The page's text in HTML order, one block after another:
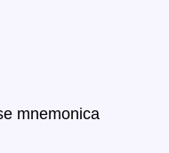
mnemonica